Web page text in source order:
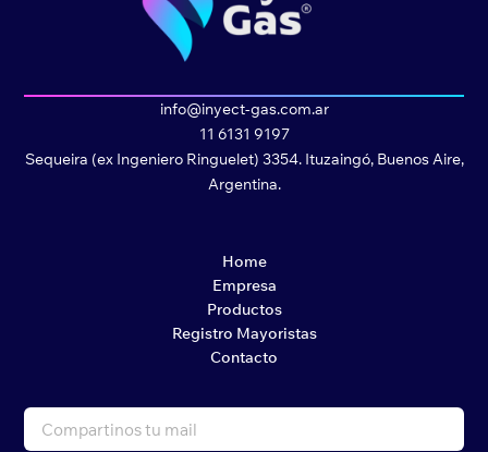
info@inyect-gas.com.ar
11 6131 9197
Sequeira (ex Ingeniero Ringuelet) 3354. Ituzaingó, Buenos Aire,
Argentina.
Home
Empresa
Productos
Registro Mayoristas
Contacto